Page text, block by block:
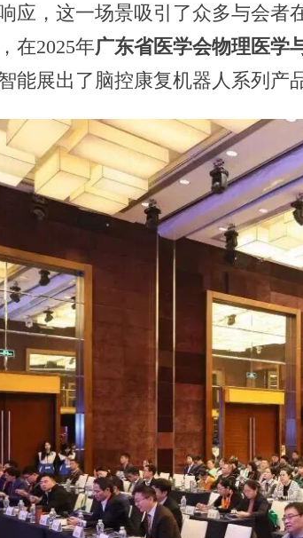
应，这一场景吸引了众多与会者
在2025年广东省医学会物理医学
能展出了脑控康复机器人系列产品